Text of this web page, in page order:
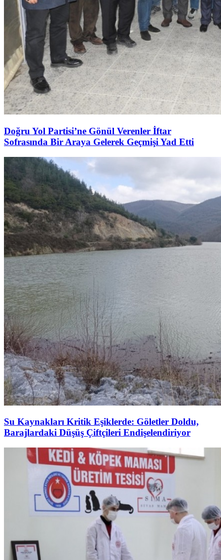
Doğru Yol Partisi’ne Gönül Verenler İftar
Sofrasında Bir Araya Gelerek Geçmişi Yad Etti
Su Kaynakları Kritik Eşiklerde: Göletler Doldu,
Barajlardaki Düşüş Çiftçileri Endişelendiriyor